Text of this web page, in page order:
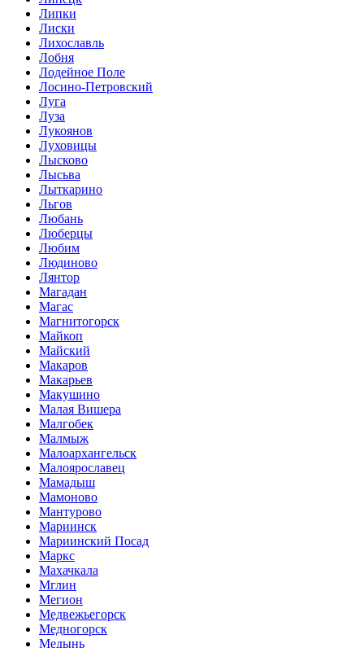
Липки
Лиски
Лихославль
Лобня
Лодейное Поле
Лосино-Петровский
Луга
Луза
Лукоянов
Луховицы
Лысково
Лысьва
Лыткарино
Льгов
Любань
Люберцы
Любим
Людиново
Лянтор
Магадан
Магас
Магнитогорск
Майкоп
Майский
Макаров
Макарьев
Макушино
Малая Вишера
Малгобек
Малмыж
Малоархангельск
Малоярославец
Мамадыш
Мамоново
Мантурово
Мариинск
Мариинский Посад
Маркс
Махачкала
Мглин
Мегион
Медвежьегорск
Медногорск
Медынь